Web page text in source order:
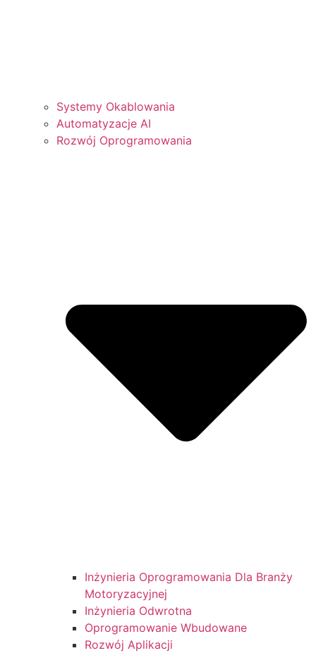
Systemy Okablowania
Automatyzacje AI
Rozwój Oprogramowania
Inżynieria Oprogramowania Dla Branży
Motoryzacyjnej
Inżynieria Odwrotna
Oprogramowanie Wbudowane
Rozwój Aplikacji